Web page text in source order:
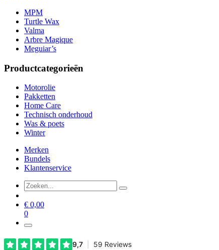
MPM
Turtle Wax
Valma
Arbre Magique
Meguiar’s
Productcategorieën
Motorolie
Pakketten
Home Care
Technisch onderhoud
Was & poets
Winter
Merken
Bundels
Klantenservice
€ 0,00
0